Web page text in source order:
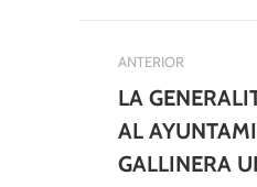
entre
ANTERIOR
LA
AL
GALLINERA